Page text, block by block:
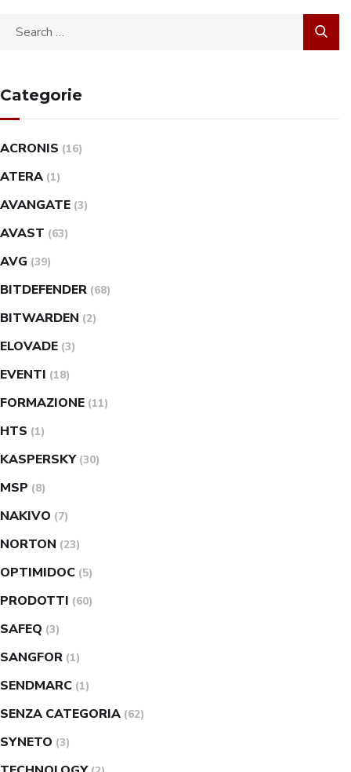
Categorie
ACRONIS (16)
ATERA (1)
AVANGATE (3)
AVAST (63)
AVG (39)
BITDEFENDER (68)
BITWARDEN (2)
ELOVADE (3)
EVENTI (18)
FORMAZIONE (11)
HTS (1)
KASPERSKY (30)
MSP (8)
NAKIVO (7)
NORTON (23)
OPTIMIDOC (5)
PRODOTTI (60)
SAFEQ (3)
SANGFOR (1)
SENDMARC (1)
SENZA CATEGORIA (62)
SYNETO (3)